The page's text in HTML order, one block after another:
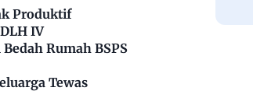
Produktif
IV
Rumah BSPS
Tewas